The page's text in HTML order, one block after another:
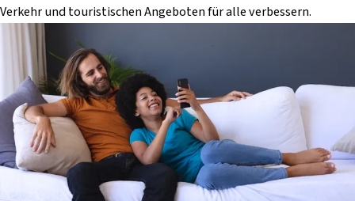
Verkehr und touristischen Angeboten für alle verbessern.